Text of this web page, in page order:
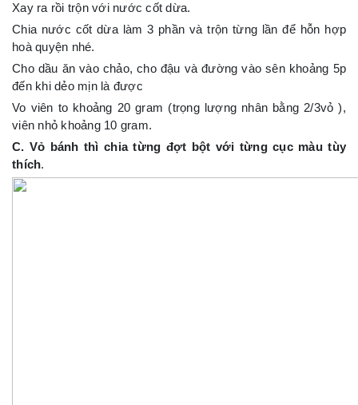
Xay ra rồi trộn với nước cốt dừa.
Chia nước cốt dừa làm 3 phần và trộn từng lần để hỗn hợp
hoà quyện nhé.
Cho dầu ăn vào chảo, cho đậu và đường vào sên khoảng 5p
đến khi dẻo mịn là được
Vo viên to khoảng 20 gram (trọng lượng nhân bằng 2/3vỏ ),
viên nhỏ khoảng 10 gram.
C. Vỏ bánh thì chia từng đợt bột với từng cục màu tùy
thích.